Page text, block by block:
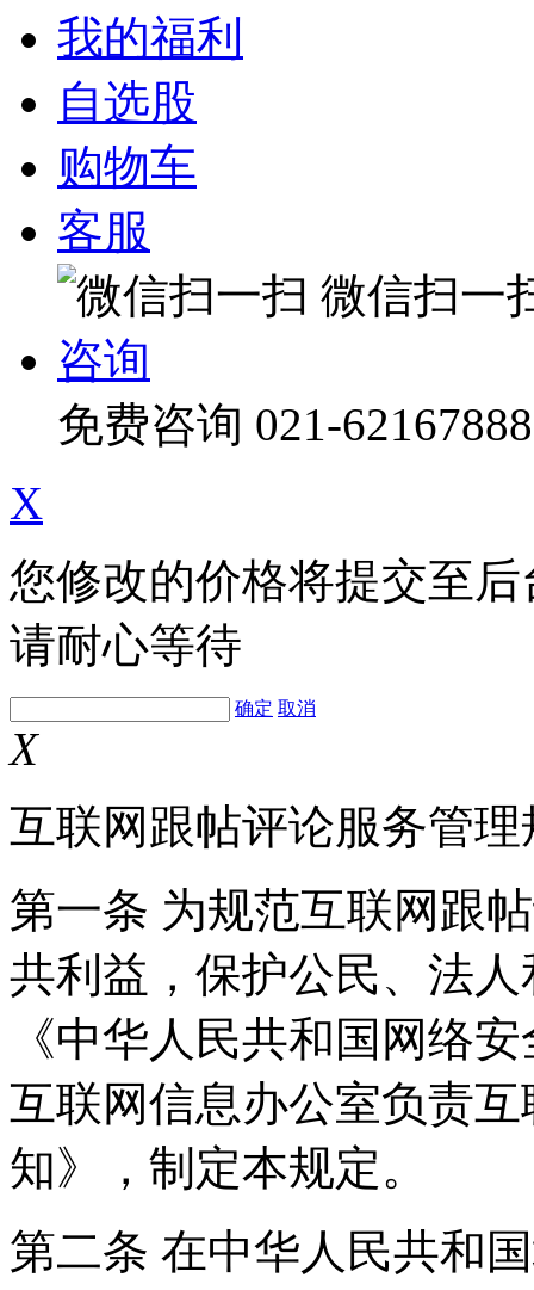
我的福利
自选股
购物车
客服
微信扫一
咨询
免费咨询 021-62167888
X
您修改的价格将提交至
请耐心等待
确定 取消
X
互联网跟帖评论服务管理
第一条 为规范互联网跟
共利益，保护公民、法
《中华人民共和国网络
互联网信息办公室负责
知》，制定本规定。
第二条 在中华人民共和